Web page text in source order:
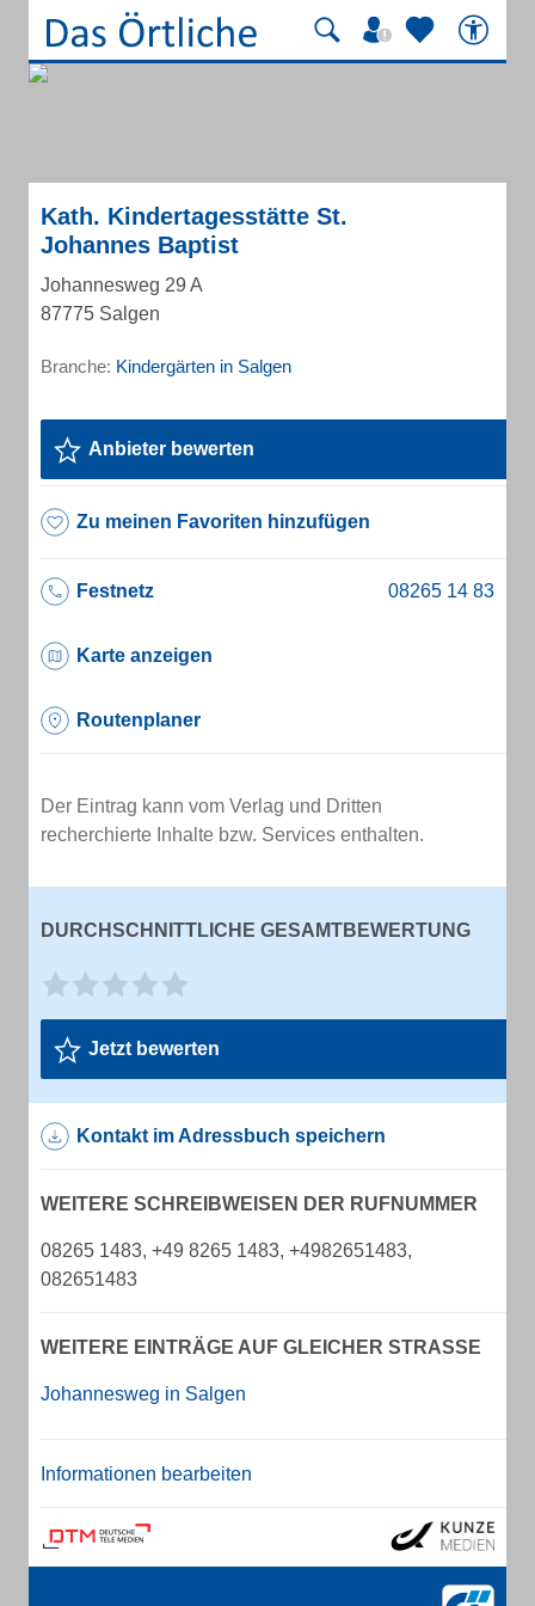
Kath. Kindertagesstätte St.
Johannes Baptist
Johannesweg 29 A
87775 Salgen
Branche: Kindergärten in Salgen
Anbieter bewerten
Zu meinen Favoriten hinzufügen
Festnetz
Karte anzeigen
Routenplaner
Der Eintrag kann vom Verlag und Dritten
recherchierte Inhalte bzw. Services enthalten.
DURCHSCHNITTLICHE GESAMTBEWERTUNG
Jetzt bewerten
Kontakt im Adressbuch speichern
WEITERE SCHREIBWEISEN DER RUFNUMMER
08265 1483, +49 8265 1483, +4982651483,
082651483
WEITERE EINTRÄGE AUF GLEICHER STRASSE
Johannesweg in Salgen
Informationen bearbeiten